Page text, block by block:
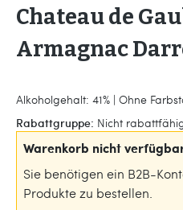
Chateau de
Armagnac
Alkoholgehalt: 41% | Ohne
Rabattgruppe: Nicht
Warenkorb nicht
Sie benötigen ein B2B-
Produkte zu bestellen.